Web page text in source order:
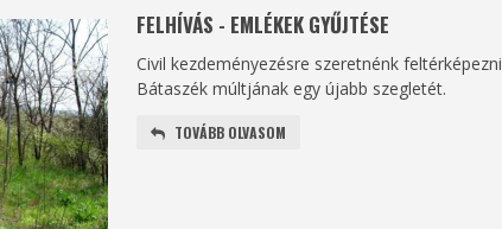
FELHÍVÁS - EMLÉKEK GYŰJTÉSE
Civil kezdeményezésre szeretnénk feltérképezni
Bátaszék múltjának egy újabb szegletét.
TOVÁBB OLVASOM